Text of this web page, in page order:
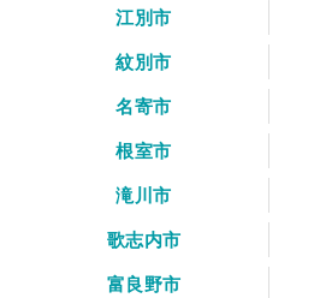
江別市
紋別市
名寄市
根室市
滝川市
歌志内市
富良野市